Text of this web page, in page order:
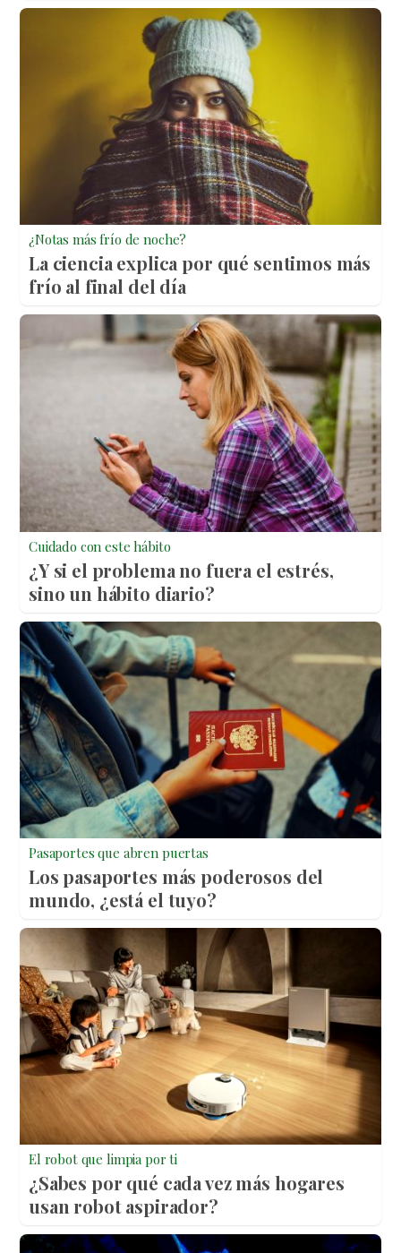
¿Notas más frío de noche?
La ciencia explica por qué sentimos más
frío al final del día
Cuidado con este hábito
¿Y si el problema no fuera el estrés,
sino un hábito diario?
Pasaportes que abren puertas
Los pasaportes más poderosos del
mundo, ¿está el tuyo?
El robot que limpia por ti
¿Sabes por qué cada vez más hogares
usan robot aspirador?